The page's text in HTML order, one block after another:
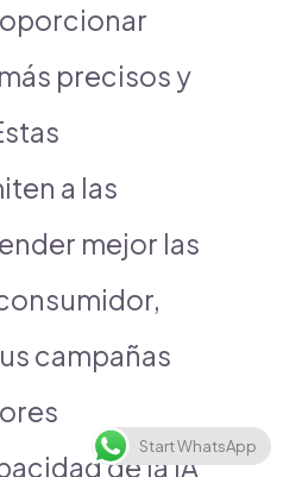
precisos y
a las
mejor las
campañas
de la IA
Start WhatsApp